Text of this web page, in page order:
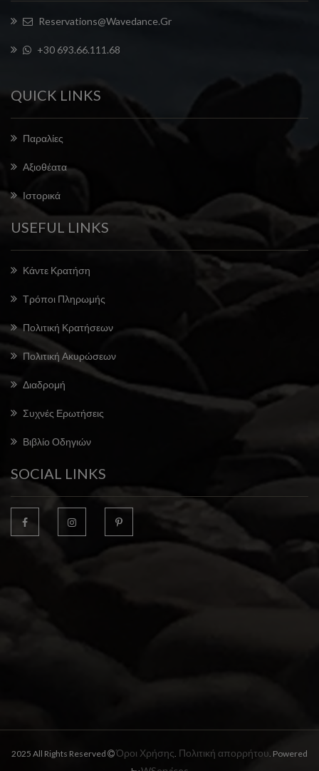
Reservations@wavedance.gr
+30 693.66.111.68
QUICK LINKS
Παραλίες
Αξιοθέατα
Ιστορικά
USEFUL LINKS
Κάντε Κρατήση
Τρόποι Πληρωμής
Πολιτική Κρατήσεων
Πολιτική Ακυρώσεων
Διαδρομή
Συχνές Ερωτήσεις
Βιβλίο Οδηγιών
SOCIAL LINKS
2025 All Rights Reserved Όροι Χρήσης. Πολιτική απορρήτου. Powered